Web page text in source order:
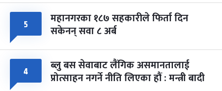
५ महानगरका १८७ सहकारीले फिर्ता दिन
सकेनन् सवा ८ अर्ब
४ ब्लु बस सेवाबाट लैंगिक असमानतालाई
प्रोत्साहन नगर्ने नीति लिएका हौं : मन्त्री बादी